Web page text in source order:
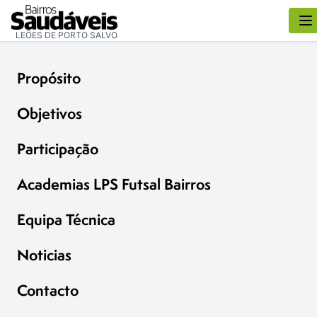
LEÕES DE PORTO SALVO
Propósito
Objetivos
Participação
Academias LPS Futsal Bairros
Equipa Técnica
Noticias
Contacto